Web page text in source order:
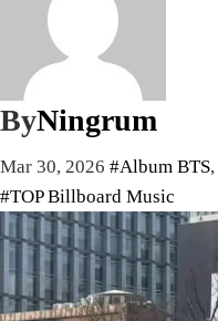
ByNingrum
Mar 30, 2026 #Album BTS,
#TOP Billboard Music